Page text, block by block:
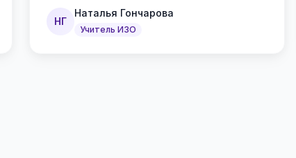
НГ
Наталья Гончарова
Учитель ИЗО